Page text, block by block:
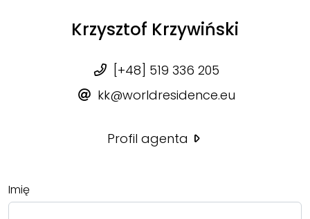
Krzysztof Krzywiński
[+48] 519 336 205
kk@worldresidence.eu
Profil agenta
Imię